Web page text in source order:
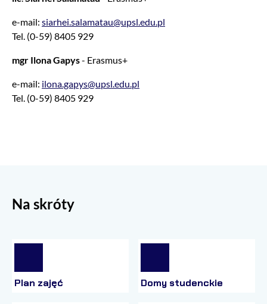
e-mail: siarhei.salamatau@upsl.edu.pl
Tel. (0-59) 8405 929
mgr Ilona Gapys- Erasmus+
e-mail: ilona.gapys@upsl.edu.pl
Tel. (0-59) 8405 929
Na skróty
Plan zajęć Domy studenckie